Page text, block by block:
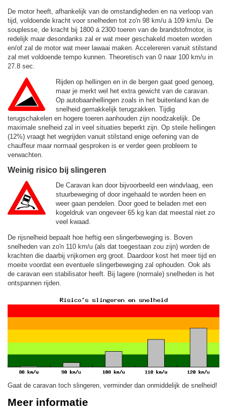
De motor heeft, afhankelijk van de omstandigheden en na verloop van
tijd, voldoende kracht voor snelheden tot zo'n 98 km/u á 109 km/u . De
souplesse, de kracht bij 1800 á 2300 toeren van de brandstofmotor, is
redelijk maar desondanks zal er wat meer geschakeld moeten worden
en/of zal de motor wat meer lawaai maken. Accelereren vanuit stilstand
zal met voldoende tempo kunnen. Theoretisch van 0 naar 100 km/u in
27.8 sec.
Rijden op hellingen en in de bergen gaat goed genoeg,
maar je merkt wel het extra gewicht van de caravan.
Op autobaanhellingen zoals in het buitenland kan de
snelheid gemakkelijk terugzakken. Tijdig
terugschakelen en hogere toeren aanhouden zijn noodzakelijk. De
maximale snelheid zal in veel situaties beperkt zijn. Op steile hellingen
(12%) vraagt het wegrijden vanuit stilstand enige oefening van de
chauffeur maar normaal gesproken is er verder geen probleem te
verwachten.
Weinig risico bij slingeren
De Caravan kan door bijvoorbeeld een windvlaag, een
stuurbeweging of door ingehaald te worden heen en
weer gaan pendelen. Door goed te beladen met een
kogeldruk van ongeveer 65 kg kan dat meestal niet zo
veel kwaad.
De rijsnelheid bepaalt hoe heftig een slingerbeweging is. Boven
snelheden van zo'n 110 km/u (als dat toegestaan zou zijn) worden de
krachten die daarbij vrijkomen erg groot. Daardoor kost het meer tijd en
moeite voordat een eventuele slingerbeweging zal ophouden. Ook als
de caravan een stabilisator heeft. Bij lagere (normale) snelheden is het
ontspannen rijden.
Gaat de caravan toch slingeren, verminder dan onmiddelijk de snelheid!
Meer informatie